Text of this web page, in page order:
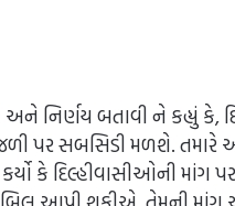
અને નિર્ણય બતાવી ને કહ્યું કે,
પર સબસિડી મળશે. તમારે
કર્યો કે દિલ્હીવાસીઓની